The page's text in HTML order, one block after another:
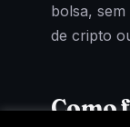
bolsa,
de cripto
Como